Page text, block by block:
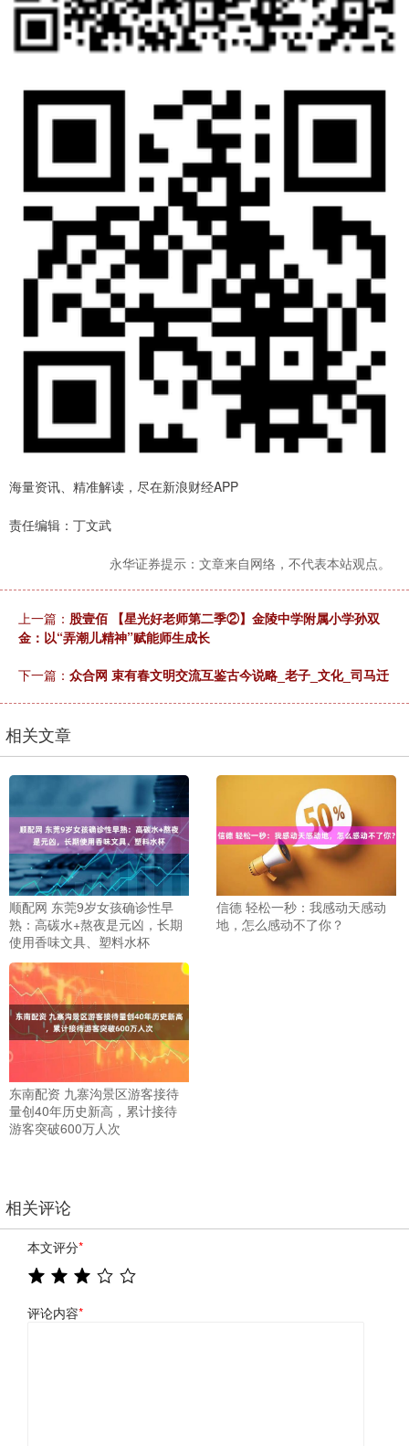
海量资讯、精准解读，尽在新浪财经APP
责任编辑：丁文武
永华证券提示：文章来自网络，不代表本站观点。
上一篇： 股壹佰 【星光好老师第二季②】金陵中学附属小学孙双
金：以“弄潮儿精神”赋能师生成长
下一篇： 众合网 束有春文明交流互鉴古今说略_老子_文化_司马迁
相关文章
顺配网 东莞9岁女孩确诊性早
熟：高碳水+熬夜是元凶，长期
使用香味文具、塑料水杯
信德 轻松一秒：我感动天感动
地，怎么感动不了你？
东南配资 九寨沟景区游客接待
量创40年历史新高，累计接待
游客突破600万人次
相关评论
本文评分*
评论内容*